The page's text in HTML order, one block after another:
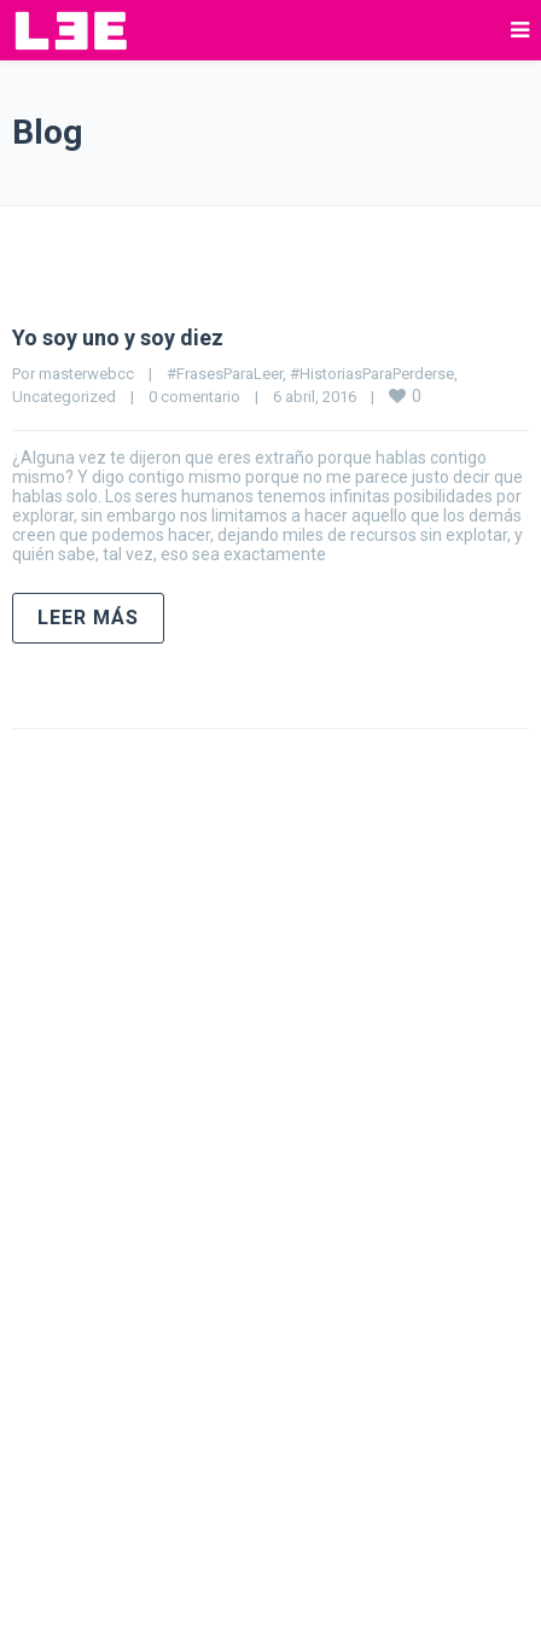
Blog
Yo soy uno y soy diez
Por masterwebcc | #FrasesParaLeer, #HistoriasParaPerderse
Uncategorized
| 0 comentario | 6 abril, 2016 | 0
¿Alguna vez te dijeron que eres extraño porque hablas contigo
mismo? Y digo contigo mismo porque no me parece justo decir que
hablas solo. Los seres humanos tenemos infinitas posibilidades por
explorar, sin embargo nos limitamos a hacer aquello que los demás
creen que podemos hacer, dejando miles de recursos sin explotar, y
quién sabe, tal vez, eso sea exactamente
LEER MÁS